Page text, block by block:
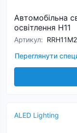
Автомобільна
освітлення H11
Артикул: RRH11M2
Переглянути
ALED Lighting